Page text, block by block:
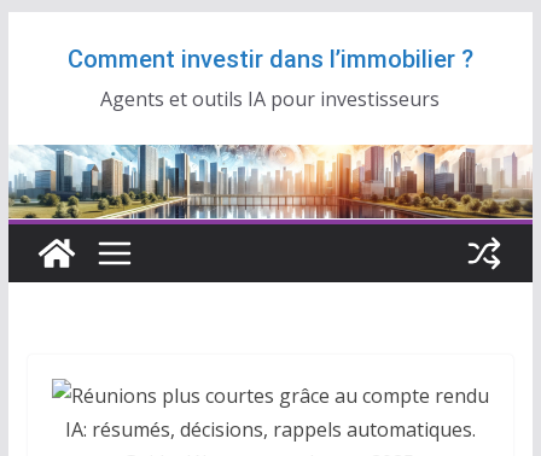
Comment investir dans l’immobilier ?
Agents et outils IA pour investisseurs